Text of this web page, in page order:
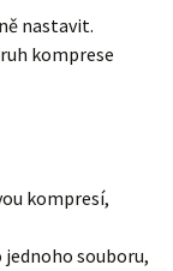
nastavit.
komprese
kompresí,
jednoho souboru,